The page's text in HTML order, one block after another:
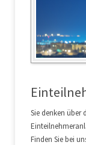
Sie denken über
Finden Sie bei